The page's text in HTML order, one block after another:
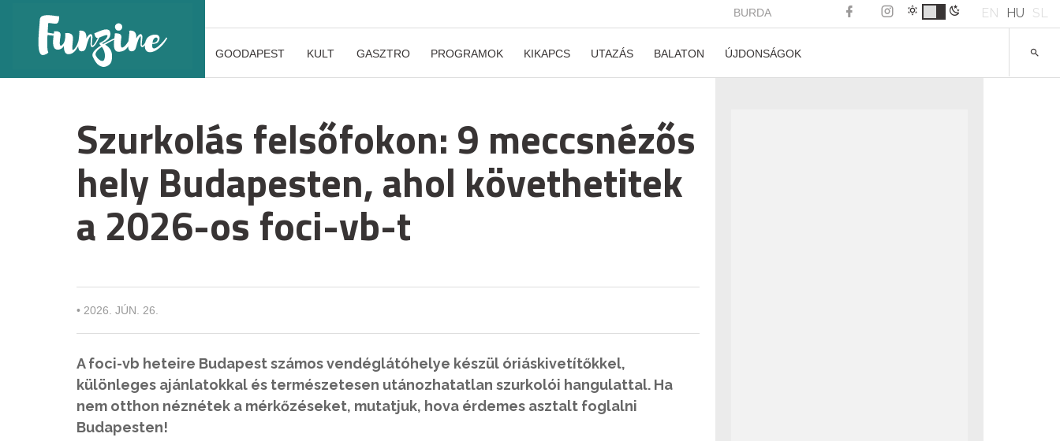
BURDA EN HU SL
GOODAPEST KULT GASZTRO PROGRAMOK KIKAPCS UTAZÁS BALATON ÚJDONSÁGOK
Szurkolás felsőfokon: 9 meccsnézős
hely Budapesten, ahol követhetitek
a 2026-os foci-vb-t
• 2026. JÚN. 26.
A foci-vb heteire Budapest számos vendéglátóhelye készül óriáskivetítőkkel,
különleges ajánlatokkal és természetesen utánozhatatlan szurkolói hangulattal. Ha
nem otthon néznétek a mérkőzéseket, mutatjuk, hova érdemes asztalt foglalni
Budapesten!